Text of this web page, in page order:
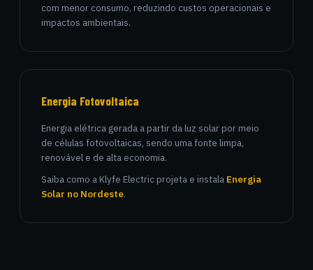
com menor consumo, reduzindo custos operacionais e
impactos ambientais.
Energia Fotovoltaica
Energia elétrica gerada a partir da luz solar por meio
de células fotovoltaicas, sendo uma fonte limpa,
renovável e de alta economia.
Saiba como a Klyfe Electric projeta e instala Energia
Solar no Nordeste.